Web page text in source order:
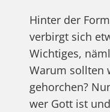
Hinter der
verbirgt sich
Wichtiges,
Warum sollten
gehorchen?
wer Gott ist